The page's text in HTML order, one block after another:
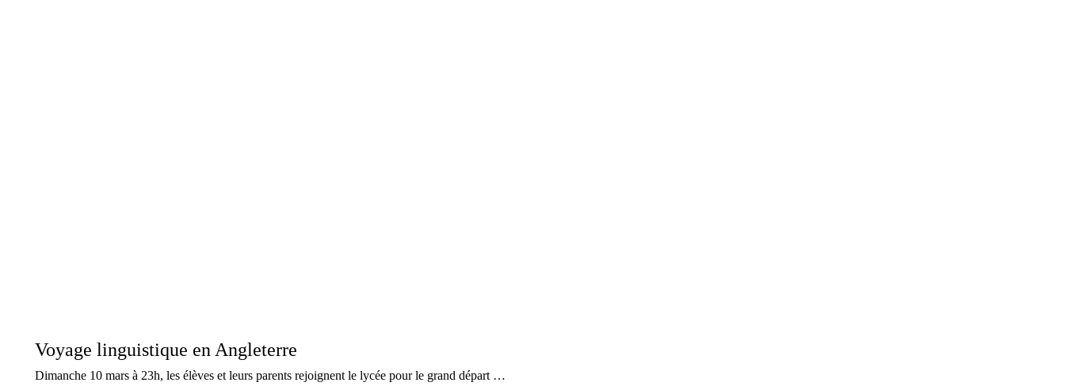
Voyage linguistique en Angleterre
Dimanche 10 mars à 23h, les élèves et leurs parents rejoignent le lycée pour le grand départ …